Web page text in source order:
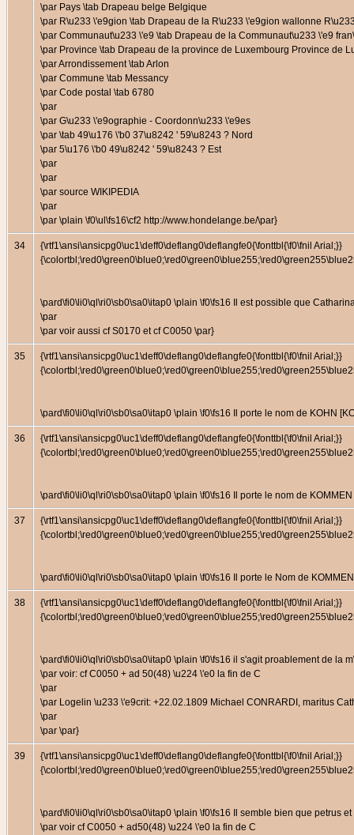
\par Pays \tab Drapeau belge Belgique
\par R\u233 \'e9gion \tab Drapeau de la R\u233 \'e9gion wallonne
\par Communaut\u233 \'e9 \tab Drapeau de la Communaut\u233 \'e9
\par Province \tab Drapeau de la province de Luxembourg Province de
\par Arrondissement \tab Arlon
\par Commune \tab Messancy
\par Code postal \tab 6780
\par
\par G\u233 \'e9ographie - Coordonn\u233 \'e9es
\par \tab 49\u176 \'b0 37\u8242 ' 59\u8243 ? Nord
\par 5\u176 \'b0 49\u8242 ' 59\u8243 ? Est
\par
\par
\par source WIKIPEDIA
\par
\par \plain \f0\ul\fs16\cf2 http://www.hondelange.be/\par}
34
{\rtf1\ansi\ansicpg0\uc1\deff0\deflang0\deflangfe0{\fonttbl{\f0\fnil Arial;}}
\pard\fi0\li0\ql\ri0\sb0\sa0\itap0 \plain \f0\fs16 Il est possible que
\par
\par voir aussi cf S0170 et cf C0050 \par}
35
{\rtf1\ansi\ansicpg0\uc1\deff0\deflang0\deflangfe0{\fonttbl{\f0\fnil Arial;}}
\pard\fi0\li0\ql\ri0\sb0\sa0\itap0 \plain \f0\fs16 Il porte le nom de KOHN
36
{\rtf1\ansi\ansicpg0\uc1\deff0\deflang0\deflangfe0{\fonttbl{\f0\fnil Arial;}}
\pard\fi0\li0\ql\ri0\sb0\sa0\itap0 \plain \f0\fs16 Il porte le nom de
37
{\rtf1\ansi\ansicpg0\uc1\deff0\deflang0\deflangfe0{\fonttbl{\f0\fnil Arial;}}
\pard\fi0\li0\ql\ri0\sb0\sa0\itap0 \plain \f0\fs16 Il porte le Nom de
38
{\rtf1\ansi\ansicpg0\uc1\deff0\deflang0\deflangfe0{\fonttbl{\f0\fnil Arial;}}
\pard\fi0\li0\ql\ri0\sb0\sa0\itap0 \plain \f0\fs16 il s'agit proablement de la
\par voir: cf C0050 + ad 50(48) \u224 \'e0 la fin de C
\par
\par Logelin \u233 \'e9crit: +22.02.1809 Michael CONRARDI, maritus
\par
\par \par}
39
{\rtf1\ansi\ansicpg0\uc1\deff0\deflang0\deflangfe0{\fonttbl{\f0\fnil Arial;}}
\pard\fi0\li0\ql\ri0\sb0\sa0\itap0 \plain \f0\fs16 Il semble bien que petrus
\par voir cf C0050 + ad50(48) \u224 \'e0 la fin de C